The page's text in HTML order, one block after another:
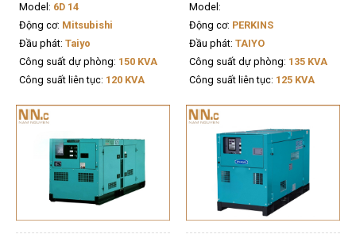
Model: 6D 14
Động cơ: Mitsubishi
Đầu phát: Taiyo
Công suất dự phòng: 150 KVA
Công suất liên tục: 120 KVA
Model:
Động cơ: PERKINS
Đầu phát: TAIYO
Công suất dự phòng: 135 KVA
Công suất liên tục: 125 KVA